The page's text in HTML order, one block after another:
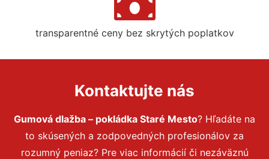
transparentné ceny bez skrytých poplatkov
Kontaktujte nás
Gumová dlažba – pokládka Staré Mesto? Hľadáte na
to skúsených a zodpovedných profesionálov za
rozumný peniaz? Pre viac informácií či nezáväznú